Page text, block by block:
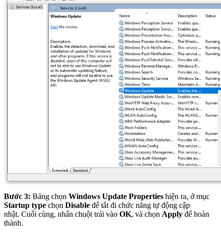
Bước 3: Bảng chọn Windows Update Properties hiện ra, ở mục
Startup type chọn Disable để tắt đi chức năng tự động cập
nhật. Cuối cùng, nhấn chuột trái vào OK, và chọn Apply để hoàn
thành.